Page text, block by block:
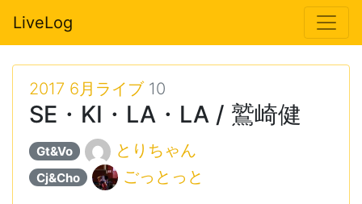
LiveLog
2017 6月ライブ10
SE・KI・LA・LA / 鷲崎健
Gt&Vo とりちゃん
Cj&Cho ごっとっと